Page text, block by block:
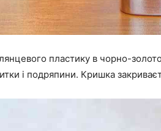
пластику в чорно-
і подряпини. Кришка